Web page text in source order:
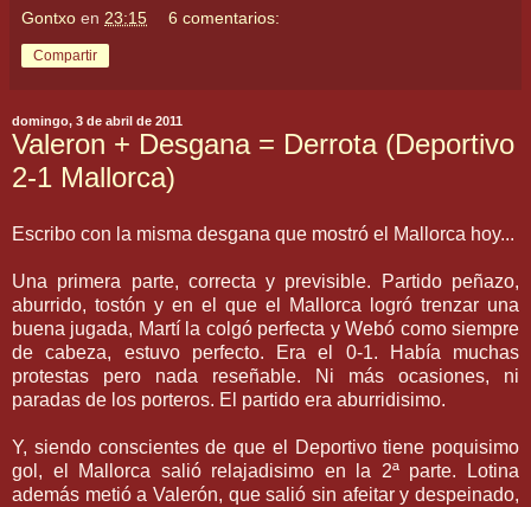
Gontxo en 23:15 6 comentarios:
Compartir
domingo, 3 de abril de 2011
Valeron + Desgana = Derrota (Deportivo
2-1 Mallorca)
Escribo con la misma desgana que mostró el Mallorca hoy...
Una primera parte, correcta y previsible. Partido peñazo,
aburrido, tostón y en el que el Mallorca logró trenzar una
buena jugada, Martí la colgó perfecta y Webó como siempre
de cabeza, estuvo perfecto. Era el 0-1. Había muchas
protestas pero nada reseñable. Ni más ocasiones, ni
paradas de los porteros. El partido era aburridisimo.
Y, siendo conscientes de que el Deportivo tiene poquisimo
gol, el Mallorca salió relajadisimo en la 2ª parte. Lotina
además metió a Valerón, que salió sin afeitar y despeinado,